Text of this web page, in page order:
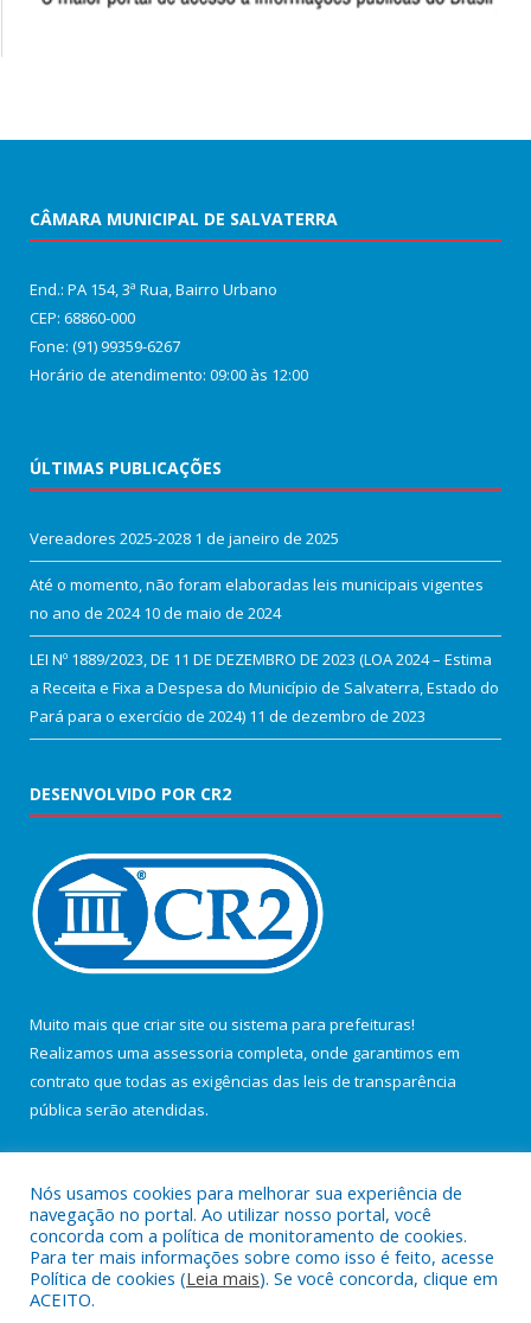
CÂMARA MUNICIPAL DE SALVATERRA
End.: PA 154, 3ª Rua, Bairro Urbano
CEP: 68860‑000
Fone: (91) 99359-6267
Horário de atendimento: 09:00 às 12:00
ÚLTIMAS PUBLICAÇÕES
Vereadores 2025-2028 1 de janeiro de 2025
Até o momento, não foram elaboradas leis municipais vigentes
no ano de 2024 10 de maio de 2024
LEI Nº 1889/2023, DE 11 DE DEZEMBRO DE 2023 (LOA 2024 – Estima
a Receita e Fixa a Despesa do Município de Salvaterra, Estado do
Pará para o exercício de 2024) 11 de dezembro de 2023
DESENVOLVIDO POR CR2
Muito mais que criar site ou sistema para prefeituras!
Realizamos uma assessoria completa, onde garantimos em
contrato que todas as exigências das leis de transparência
pública serão atendidas.
Todos os direitos reservados a Câmara Municipal de Salvaterra.
Nós usamos cookies para melhorar sua experiência de
navegação no portal. Ao utilizar nosso portal, você
concorda com a política de monitoramento de cookies.
Para ter mais informações sobre como isso é feito, acesse
Política de cookies (Leia mais). Se você concorda, clique em
ACEITO.